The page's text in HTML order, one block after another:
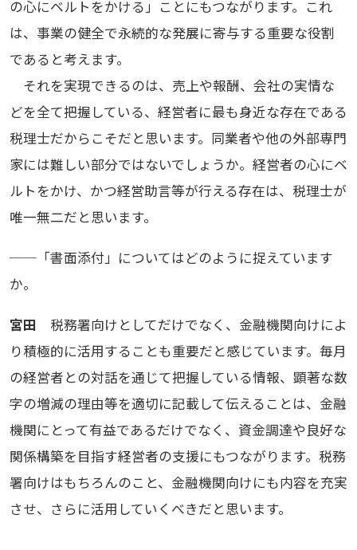
の心にベルトをかける」ことにもつながります。これ
は、事業の健全で永続的な発展に寄与する重要な役割
であると考えます。
それを実現できるのは、売上や報酬、会社の実情な
どを全て把握している、経営者に最も身近な存在である
税理士だからこそだと思います。同業者や他の外部専門
家には難しい部分ではないでしょうか。経営者の心にベ
ルトをかけ、かつ経営助言等が行える存在は、税理士が
唯一無二だと思います。
──「書面添付」についてはどのように捉えています
か。
宮田 税務署向けとしてだけでなく、金融機関向けによ
り積極的に活用することも重要だと感じています。毎月
の経営者との対話を通じて把握している情報、顕著な数
字の増減の理由等を適切に記載して伝えることは、金融
機関にとって有益であるだけでなく、資金調達や良好な
関係構築を目指す経営者の支援にもつながります。税務
署向けはもちろんのこと、金融機関向けにも内容を充実
させ、さらに活用していくべきだと思います。